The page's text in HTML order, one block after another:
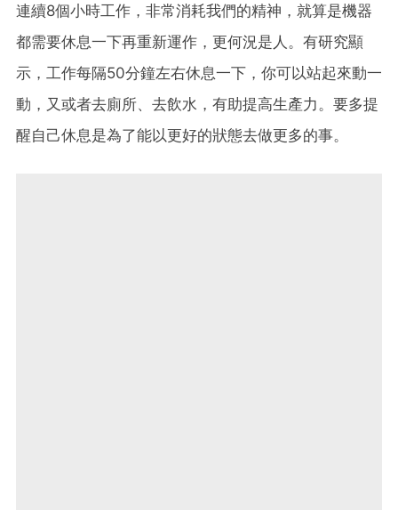
連續8個小時工作，非常消耗我們的精神，就算是機器
都需要休息一下再重新運作，更何況是人。有研究顯
示，工作每隔50分鐘左右休息一下，你可以站起來動一
動，又或者去廁所、去飲水，有助提高生產力。要多提
醒自己休息是為了能以更好的狀態去做更多的事。